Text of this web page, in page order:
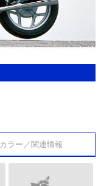
カラー／関連情報